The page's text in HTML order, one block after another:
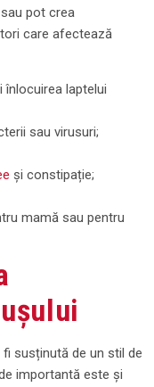
pot crea
care afectează
înlocuirea laptelui
sau virusuri;
și constipație;
mamă sau pentru
susținută de un stil de
importantă este și